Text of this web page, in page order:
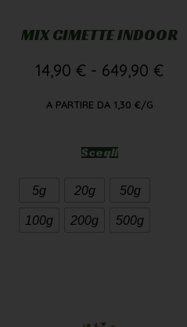
MIX CIMETTE INDOOR
14,90 € - 649,90 €
A PARTIRE DA 1,30 €/G
Scegli
5g 20g 50g
100g 200g 500g